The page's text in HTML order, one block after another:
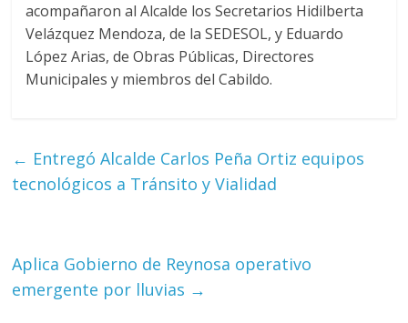
acompañaron al Alcalde los Secretarios Hidilberta
Velázquez Mendoza, de la SEDESOL, y Eduardo
López Arias, de Obras Públicas, Directores
Municipales y miembros del Cabildo.
← Entregó Alcalde Carlos Peña Ortiz equipos
tecnológicos a Tránsito y Vialidad
Aplica Gobierno de Reynosa operativo
emergente por lluvias →